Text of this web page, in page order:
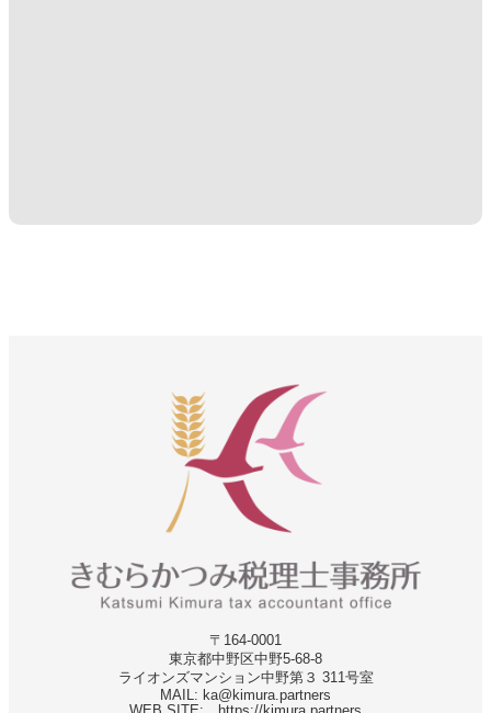
〒164-0001
東京都中野区中野5-68‐8
ライオンズマンション中野第３ 311号室
MAIL: ka@kimura.partners